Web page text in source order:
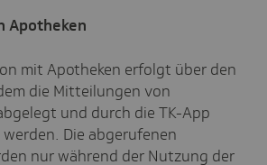
Apotheken
mit Apotheken erfolgt über den
die Mitteilungen von
und durch die TK-App
Die abgerufenen
nur während der Nutzung der